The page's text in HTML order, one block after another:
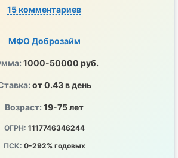
15 комментариев
МФО Доброзайм
1000-50000 руб.
от 0.43 в день
Возраст: 19-75 лет
ОГРН: 1117746346244
ПСК: 0-292% годовых